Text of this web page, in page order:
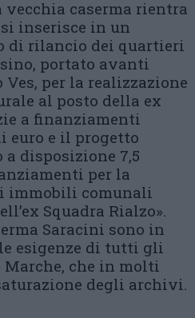
caserma rientra
inserisce in un
di rilancio dei quartieri
portato avanti
per la realizzazione
al posto della ex
a finanziamenti
euro e il progetto
a disposizione 7,5
per la
immobili comunali
Squadra Rialzo».
Saracini sono in
esigenze di tutti gli
che in molti
degli archivi.